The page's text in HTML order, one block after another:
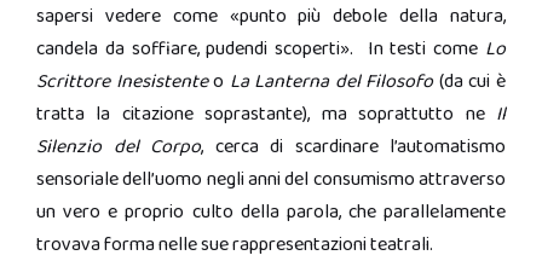
sapersi vedere come «punto più debole della natura,
candela da soffiare, pudendi scoperti». In testi come Lo
Scrittore Inesistenteo La Lanterna del Filosofo (da cui è
tratta la citazione soprastante), ma soprattutto ne Il
Silenzio del Corpo, cerca di scardinare l’automatismo
sensoriale dell’uomo negli anni del consumismo attraverso
un vero e proprio culto della parola, che parallelamente
trovava forma nelle sue rappresentazioni teatrali.